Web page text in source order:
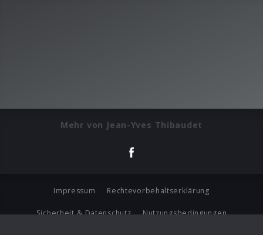
Mehr von Jean-Yves Thibaudet
Impressum Rechtevorbehaltserklärung
Sicherheit & Datenschutz Nutzungsbedingungen